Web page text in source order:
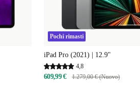
Pochi rimasti
iPad Pro (2021) | 12.9"
4,8
609,99 € 1.279,00 € (Nuovo)